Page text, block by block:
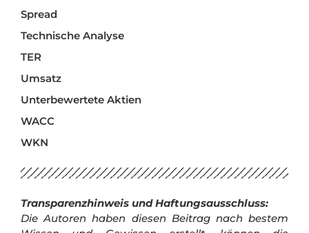
Spread
Technische Analyse
TER
Umsatz
Unterbewertete Aktien
WACC
WKN
Transparenzhinweis und Haftungsausschluss:
Die Autoren haben diesen Beitrag nach bestem